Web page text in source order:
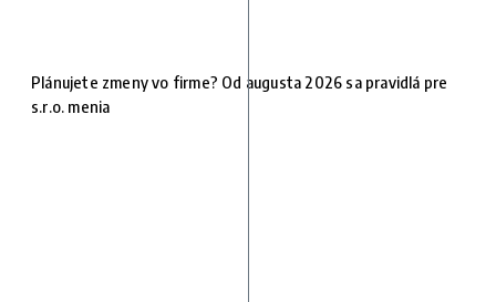
Plánujete zmeny vo firme? Od augusta 2026 sa pravidlá pre
s.r.o. menia